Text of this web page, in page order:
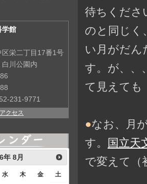
待ちくださ
のと同じく
い月がだん
す。が、、
て見えても
●なお、月
す。
国立天
で変えて（
学館
栄二丁目17番1号
川公園内
231-9771
クセス
年8月
水 木 金 土